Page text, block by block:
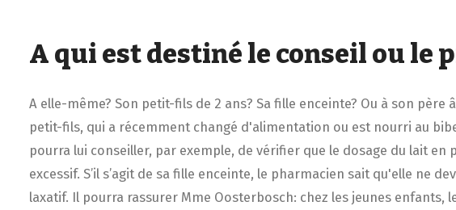
A qui est destiné le conseil ou le
A elle-même? Son petit-fils de 2 ans? Sa fille enceinte? Ou à son père
petit-fils, qui a récemment changé d'alimentation ou est nourri au
pourra lui conseiller, par exemple, de vérifier que le dosage du lait en
excessif. S’il s’agit de sa fille enceinte, le pharmacien sait qu'elle ne
laxatif. Il pourra rassurer Mme Oosterbosch: chez les jeunes enfants,